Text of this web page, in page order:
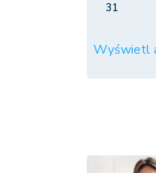
31
Wyświetl